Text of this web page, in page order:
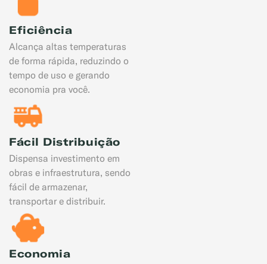
Eficiência
Alcança altas temperaturas
de forma rápida, reduzindo o
tempo de uso e gerando
economia pra você.
Fácil Distribuição
Dispensa investimento em
obras e infraestrutura, sendo
fácil de armazenar,
transportar e distribuir.
Economia